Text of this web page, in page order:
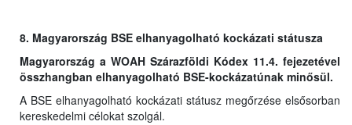
8. Magyarország BSE elhanyagolható kockázati státusza
Magyarország a WOAH Szárazföldi Kódex 11.4. fejezetével
összhangban elhanyagolható BSE-kockázatúnak minősül.
A BSE elhanyagolható kockázati státusz megőrzése elsősorban
kereskedelmi célokat szolgál.